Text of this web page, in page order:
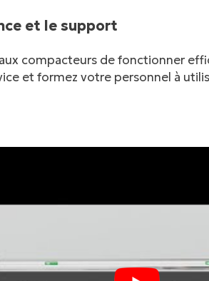
et le support
compacteurs de fonctionner
et formez votre personnel à